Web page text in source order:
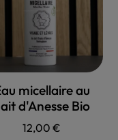
Allons voir !
micellaire au
d'Anesse Bio
12,00 €